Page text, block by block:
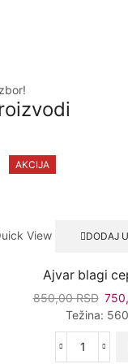
AKCIJA
View DODAJ
Ajvar blagi
850,00RSD
cena
je
bila:
Težina:
Ajvar